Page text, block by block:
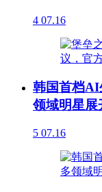
4 07.16
韩国首档AI
领域明星展
5 07.16